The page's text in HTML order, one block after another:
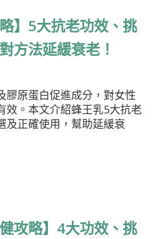
】5大抗老功效、挑
方法延緩衰老！
膠原蛋白促進成分，對女性
效。本文介紹蜂王乳5大抗老
及正確使用，幫助延緩衰
攻略】4大功效、挑